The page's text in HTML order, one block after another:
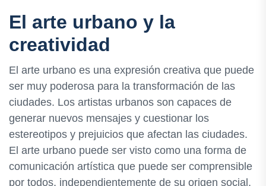
El arte urbano y la
creatividad
El arte urbano es una expresión creativa que puede
ser muy poderosa para la transformación de las
ciudades. Los artistas urbanos son capaces de
generar nuevos mensajes y cuestionar los
estereotipos y prejuicios que afectan las ciudades.
El arte urbano puede ser visto como una forma de
comunicación artística que puede ser comprensible
por todos, independientemente de su origen social,